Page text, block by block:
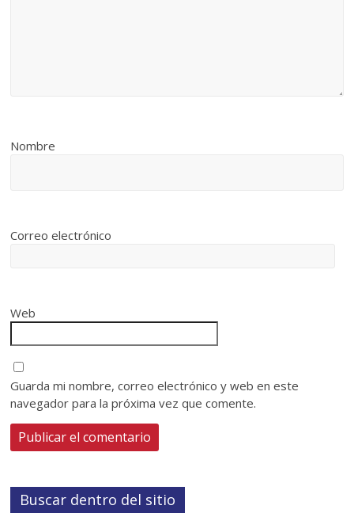
Nombre
Correo electrónico
Web
Guarda mi nombre, correo electrónico y web en este
navegador para la próxima vez que comente.
Buscar dentro del sitio